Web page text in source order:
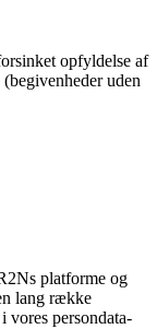
opfyldelse af
uden
platforme og
lang række
vores persondata-